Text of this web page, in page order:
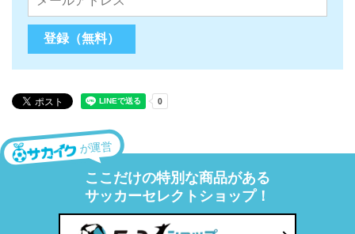
が運営
ここだけの特別な商品がある
サッカーセレクトショップ！